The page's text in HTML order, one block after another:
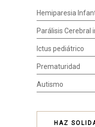
Hemiparesia
Parálisis Cerebral
Ictus pediátrico
Prematuridad
Autismo
HAZ